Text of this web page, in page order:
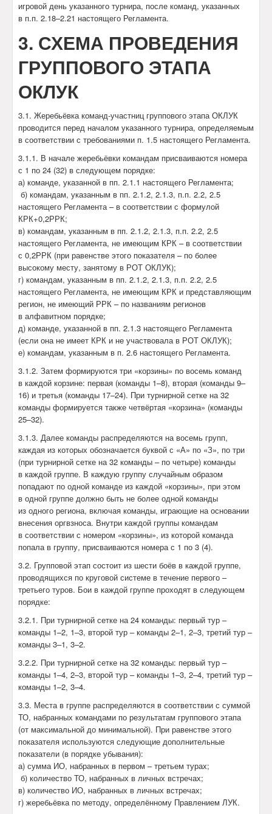
игровой день указанного турнира, после команд, указанных
в п.п. 2.18–2.21 настоящего Регламента.
3. СХЕМА ПРОВЕДЕНИЯ
ГРУППОВОГО ЭТАПА
ОКЛУК
3.1. Жеребьёвка команд-участниц группового этапа ОКЛУК
проводится перед началом указанного турнира, определяемым
в соответствии с требованиями п. 1.5 настоящего Регламента.
3.1.1. В начале жеребьёвки командам присваиваются номера
с 1 по 24 (32) в следующем порядке:
а) команде, указанной в пп. 2.1.1 настоящего Регламента;
б) командам, указанным в пп. 2.1.2, 2.1.3, п.п. 2.2, 2.5
настоящего Регламента – в соответствии с формулой
КРК+0,2РРК;
в) командам, указанным в пп. 2.1.2, 2.1.3, п.п. 2.2, 2.5
настоящего Регламента, не имеющим КРК – в соответствии
с 0,2РРК (при равенстве этого показателя – по более
высокому месту, занятому в РОТ ОКЛУК);
г) командам, указанным в пп. 2.1.2, 2.1.3, п.п. 2.2, 2.5
настоящего Регламента, не имеющим КРК и представляющим
регион, не имеющий РРК – по названиям регионов
в алфавитном порядке;
д) команде, указанной в пп. 2.1.3 настоящего Регламента
(если она не имеет КРК и не участвовала в РОТ ОКЛУК);
е) командам, указанным в п. 2.6 настоящего Регламента.
3.1.2. Затем формируются три «корзины» по восемь команд
в каждой корзине: первая (команды 1–8), вторая (команды 9–
16) и третья (команды 17–24). При турнирной сетке на 32
команды формируется также четвёртая «корзина» (команды
25–32).
3.1.3. Далее команды распределяются на восемь групп,
каждая из которых обозначается буквой с «А» по «З», по три
(при турнирной сетке на 32 команды – по четыре) команды
в каждой группе. В каждую группу случайным образом
попадают по одной команде из каждой «корзины», при этом
в одной группе должно быть не более одной команды
из одного региона, включая команды, играющие на основании
внесения оргвзноса. Внутри каждой группы командам
в соответствии с номером «корзины», из которой команда
попала в группу, присваиваются номера с 1 по 3 (4).
3.2. Групповой этап состоит из шести боёв в каждой группе,
проводящихся по круговой системе в течение первого –
третьего туров. Бои в каждой группе проходят в следующем
порядке:
3.2.1. При турнирной сетке на 24 команды: первый тур –
команды 1–2, 1–3, второй тур – команды 2–1, 2–3, третий тур –
команды 3–1, 3–2.
3.2.2. При турнирной сетке на 32 команды: первый тур –
команды 1–4, 2–3, второй тур – команды 1–3, 2–4, третий тур –
команды 1–2, 3–4.
3.3. Места в группе распределяются в соответствии с суммой
ТО, набранных командами по результатам группового этапа
(от максимальной до минимальной). При равенстве этого
показателя используются следующие дополнительные
показатели (в порядке убывания):
а) сумма ИО, набранных в первом – третьем турах;
б) количество ТО, набранных в личных встречах;
в) количество ИО, набранных в личных встречах;
г) жеребьёвка по методу, определённому Правлением ЛУК.